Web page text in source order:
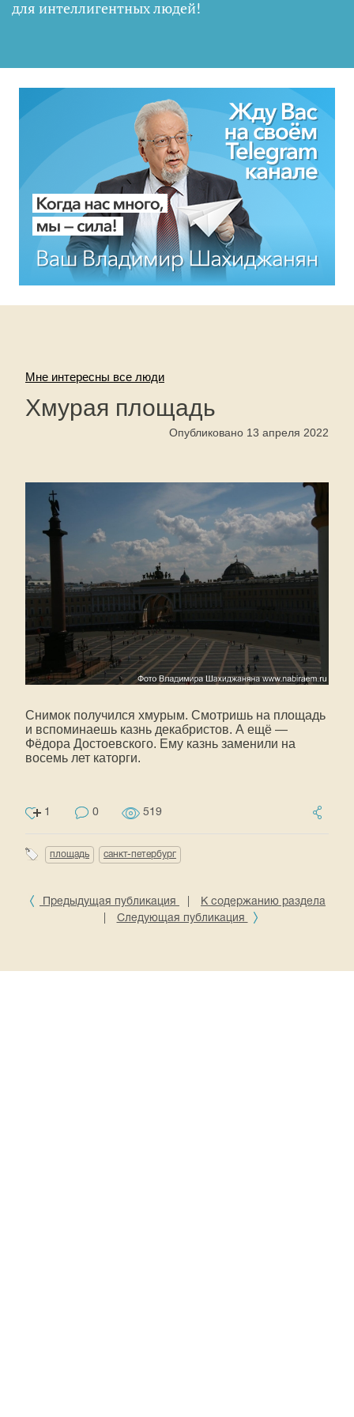
для интеллигентных людей!
Мне интересны все люди
Хмурая площадь
Опубликовано 13 апреля 2022
Снимок получился хмурым. Смотришь на площадь
и вспоминаешь казнь декабристов. А ещё —
Фёдора Достоевского. Ему казнь заменили на
восемь лет каторги.
1 0 519
площадь санкт-петербург
Предыдущая публикация
К содержанию раздела
Следующая публикация